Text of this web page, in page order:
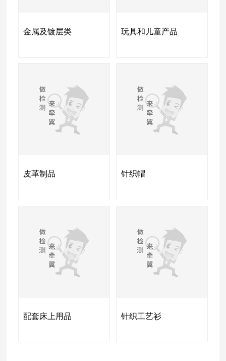
金属及镀层类 玩具和儿童产品
皮革制品 针织帽
配套床上用品 针织工艺衫